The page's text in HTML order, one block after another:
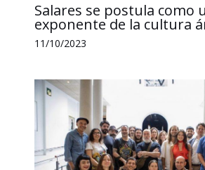
Salares se postula como
exponente de la cultura
11/10/2023